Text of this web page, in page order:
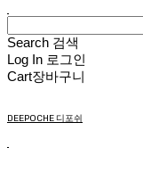
Search 검색
Log In 로그인
Cart장바구니
DEEPOCHE 디포쉬